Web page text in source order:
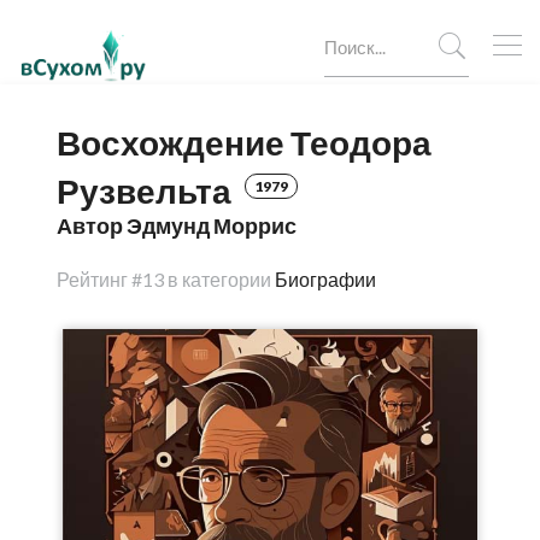
Восхождение Теодора
Рузвельта
1979
Автор Эдмунд Моррис
Рейтинг#13 в категории Биографии